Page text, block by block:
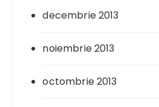
decembrie 2013
noiembrie 2013
octombrie 2013